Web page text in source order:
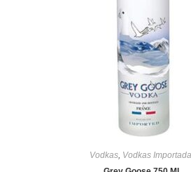
Vodkas Vodkas